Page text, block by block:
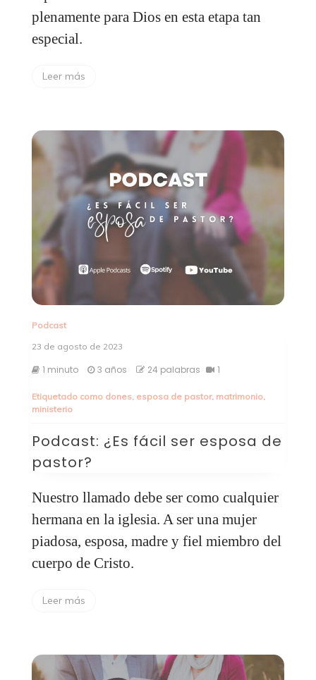
plenamente para Dios en esta etapa tan
especial.
Leer más
Podcast
23 de agosto de 2023
1 minuto 3 años 24 palabras 1
Etiquetado como dones, esposa de pastor, matrimonio,
ministerio
Podcast: ¿Es fácil ser esposa de
pastor?
Nuestro llamado debe ser como cualquier
hermana en la iglesia. A ser una mujer
piadosa, esposa, madre y fiel miembro del
cuerpo de Cristo.
Leer más